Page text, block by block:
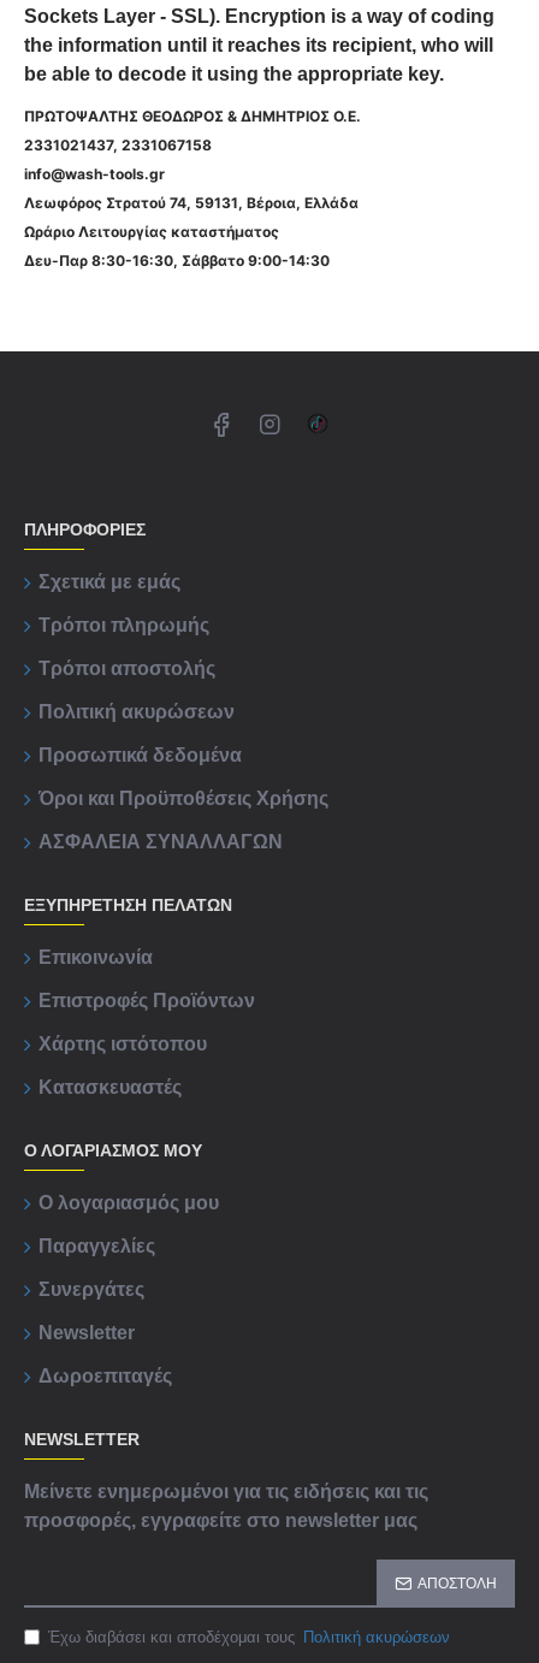
Sockets Layer - SSL). Encryption is a way of coding
the information until it reaches its recipient, who will
be able to decode it using the appropriate key.
ΠΡΩΤΟΨΑΛΤΗΣ ΘΕΟΔΩΡΟΣ & ΔΗΜΗΤΡΙΟΣ Ο.Ε.
2331021437, 2331067158
info@wash-tools.gr
Λεωφόρος Στρατού 74, 59131, Βέροια, Ελλάδα
Ωράριο Λειτουργίας καταστήματος
Δευ-Παρ 8:30-16:30, Σάββατο 9:00-14:30
ΠΛΗΡΟΦΟΡΊΕΣ
Σχετικά με εμάς
Τρόποι πληρωμής
Τρόποι αποστολής
Πολιτική ακυρώσεων
Προσωπικά δεδομένα
Όροι και Προϋποθέσεις Χρήσης
ΑΣΦΑΛΕΙΑ ΣΥΝΑΛΛΑΓΩΝ
ΕΞΥΠΗΡΈΤΗΣΗ ΠΕΛΑΤΏΝ
Επικοινωνία
Επιστροφές Προϊόντων
Χάρτης ιστότοπου
Κατασκευαστές
Ο ΛΟΓΑΡΙΑΣΜΟΣ ΜΟΥ
Ο λογαριασμός μου
Παραγγελίες
Συνεργάτες
Newsletter
Δωροεπιταγές
NEWSLETTER
Μείνετε ενημερωμένοι για τις ειδήσεις και τις
προσφορές, εγγραφείτε στο newsletter μας
ΑΠΟΣΤΟΛΉ
Έχω διαβάσει και αποδέχομαι τους Πολιτική ακυρώσεων